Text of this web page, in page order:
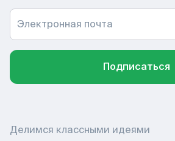
Электронная почта
Подписаться
Делимся классными идеями